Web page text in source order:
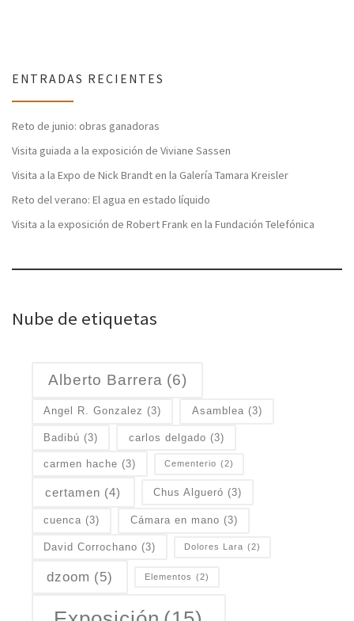
ENTRADAS RECIENTES
Reto de junio: obras ganadoras
Visita guiada a la exposición de Viviane Sassen
Visita a la Expo de Nick Brandt en la Galería Tamara Kreisler
Reto del verano: El agua en estado líquido
Visita a la exposición de Robert Frank en la Fundación Telefónica
Nube de etiquetas
Alberto Barrera (6)
Angel R. Gonzalez (3) Asamblea (3)
Badibú (3) carlos delgado (3)
carmen hache (3) Cementerio (2)
certamen (4) Chus Algueró (3)
cuenca (3) Cámara en mano (3)
David Corrochano (3) Dolores Lara (2)
dzoom (5) Elementos (2)